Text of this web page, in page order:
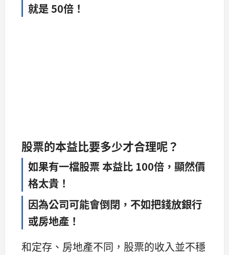
就是 50倍！
股票的本益比要多少才合理呢？
如果有一檔股票 本益比 100倍，顯然價
格太貴！
因為公司可能會倒閉，不如把錢放銀行
或房地產！
和定存、房地產不同，股票的收入並不穩